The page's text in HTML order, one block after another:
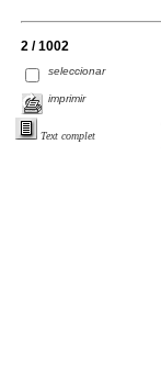
2 / 1002
seleccionar
imprimir
Text complet